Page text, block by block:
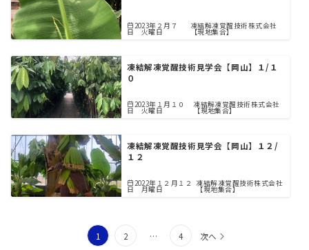
2023年２月７
日 火曜日
凍結解凍覚醒技術株式会社
【現地集合】
凍結解凍覚醒技術見学会【岡山】１/１
０
2023年１月１０
日 火曜日
凍結解凍覚醒技術株式会社
【現地集合】
凍結解凍覚醒技術見学会【岡山】１２/
１２
2022年１２月１２
日 月曜日
凍結解凍覚醒技術株式会社
【現地集合】
1 2 … 4 次へ